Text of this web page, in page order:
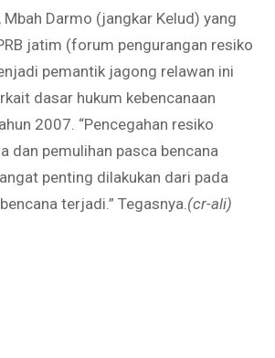
Mbah Darmo (jangkar Kelud) yang
jatim (forum pengurangan resiko
pemantik jagong relawan ini
dasar hukum kebencanaan
2007. “Pencegahan resiko
dan pemulihan pasca bencana
penting dilakukan dari pada
terjadi.” Tegasnya.(cr-ali)